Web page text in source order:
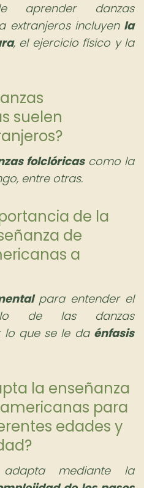
danzas
extranjeros incluyen la
, el ejercicio físico y la
suelen
folclóricascomo la
entre otras.
de la
de
a
para entender el
de las danzas
lo que se le da énfasis
la enseñanza
para
edades y
mediante la